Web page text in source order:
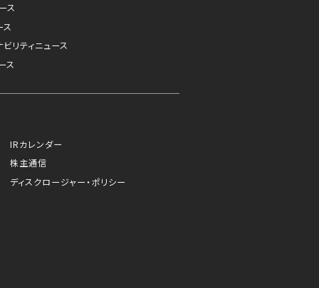
ス
ス
リティニュース
ス
IRカレンダー
株主通信
ディスクロージャー・ポリシー